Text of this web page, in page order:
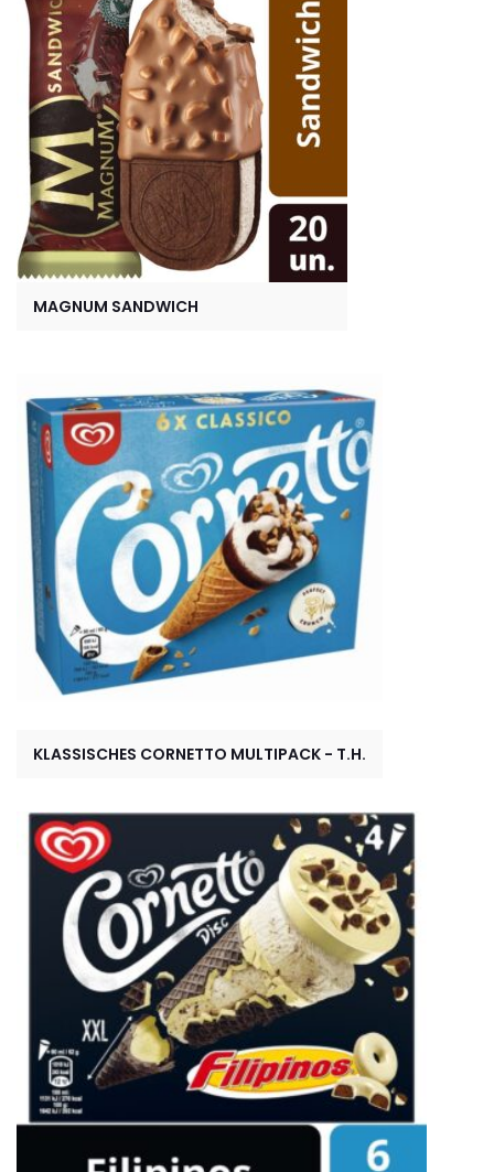
MAGNUM SANDWICH
KLASSISCHES CORNETTO MULTIPACK - T.H.